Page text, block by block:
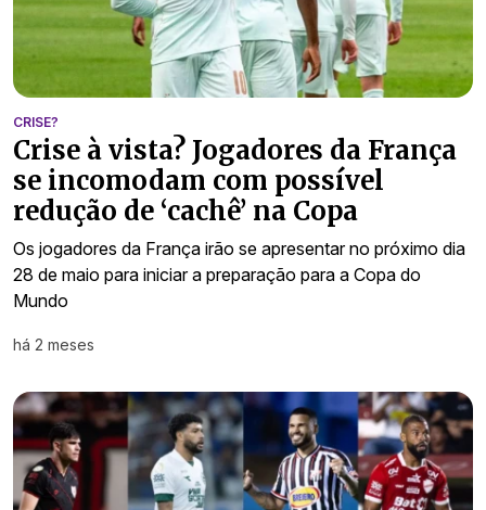
CRISE?
Crise à vista? Jogadores da França
se incomodam com possível
redução de ‘cachê’ na Copa
Os jogadores da França irão se apresentar no próximo dia
28 de maio para iniciar a preparação para a Copa do
Mundo
há 2 meses